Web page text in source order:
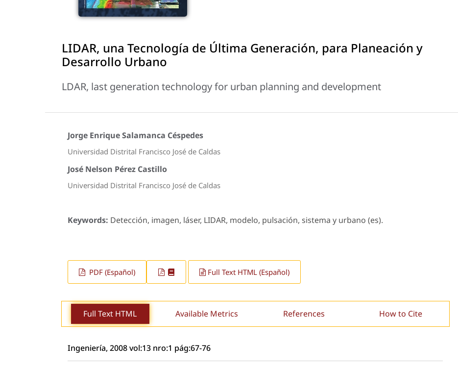
LIDAR, una Tecnología de Última Generación, para Planeación y
Desarrollo Urbano
LDAR, last generation technology for urban planning and development
Jorge Enrique Salamanca Céspedes
Universidad Distrital Francisco José de Caldas
José Nelson Pérez Castillo
Universidad Distrital Francisco José de Caldas
Keywords: Detección, imagen, láser, LIDAR, modelo, pulsación, sistema y urbano (es).
PDF (Español) Full Text HTML (Español)
Full Text HTML Available Metrics References How to Cite
Ingeniería, 2008 vol:13 nro:1 pág:67-76